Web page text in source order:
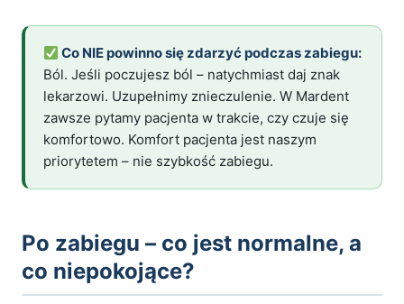
Co NIE powinno się zdarzyć podczas zabiegu:
Ból. Jeśli poczujesz ból – natychmiast daj znak
lekarzowi. Uzupełnimy znieczulenie. W Mardent
zawsze pytamy pacjenta w trakcie, czy czuje się
komfortowo. Komfort pacjenta jest naszym
priorytetem – nie szybkość zabiegu.
Po zabiegu – co jest normalne, a
co niepokojące?